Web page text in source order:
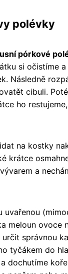
polévky
pórkové
si očistíme a
Následně
cibuli.
ho
na kostky
krátce
a
uvařenou
meloun ovoce
správnou
tyčákem do
dochutíme